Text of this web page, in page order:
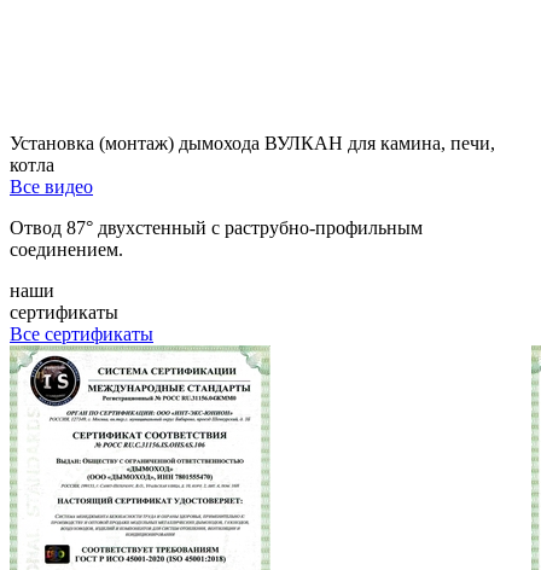
Установка (монтаж) дымохода ВУЛКАН для камина, печи,
котла
Все видео
Отвод 87° двухстенный с раструбно-профильным
соединением.
наши
сертификаты
Все сертификаты